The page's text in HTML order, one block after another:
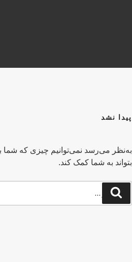
پیدا نشد
به‌نظر می‌رسد نمی‌توانیم چیزی که شما
بتواند به شما کمک کند.
جستجو
برای
جستجو